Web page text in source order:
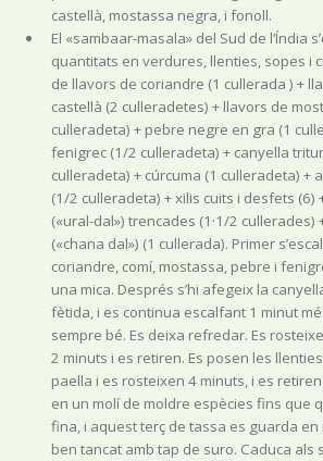
castellà, mostassa negra, i fonoll.
El «sambaar-masala» del Sud de l’Índia
quantitats en verdures, llenties, sopes i
de llavors de coriandre (1 cullerada ) +
castellà (2 culleradetes) + llavors de
culleradeta) + pebre negre en gra (1
fenigrec (1/2 culleradeta) + canyella
culleradeta) + cúrcuma (1 culleradeta) +
(1/2 culleradeta) + xilis cuits i desfets (6)
(«ural-dal») trencades (1·1/2 cullerades)
(«chana dal») (1 cullerada). Primer
coriandre, comí, mostassa, pebre i
una mica. Després s’hi afegeix la
fètida, i es continua escalfant 1 minut
sempre bé. Es deixa refredar. Es
2 minuts i es retiren. Es posen les
paella i es rosteixen 4 minuts, i es
en un molí de moldre espècies fins que
fina, i aquest terç de tassa es guarda
ben tancat amb tap de suro. Caduca als